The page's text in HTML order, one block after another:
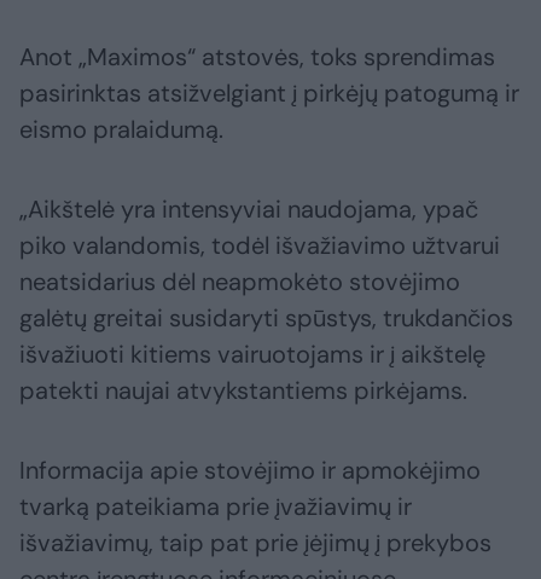
Anot „Maximos“ atstovės, toks sprendimas
pasirinktas atsižvelgiant į pirkėjų patogumą ir
eismo pralaidumą.
„Aikštelė yra intensyviai naudojama, ypač
piko valandomis, todėl išvažiavimo užtvarui
neatsidarius dėl neapmokėto stovėjimo
galėtų greitai susidaryti spūstys, trukdančios
išvažiuoti kitiems vairuotojams ir į aikštelę
patekti naujai atvykstantiems pirkėjams.
Informacija apie stovėjimo ir apmokėjimo
tvarką pateikiama prie įvažiavimų ir
išvažiavimų, taip pat prie įėjimų į prekybos